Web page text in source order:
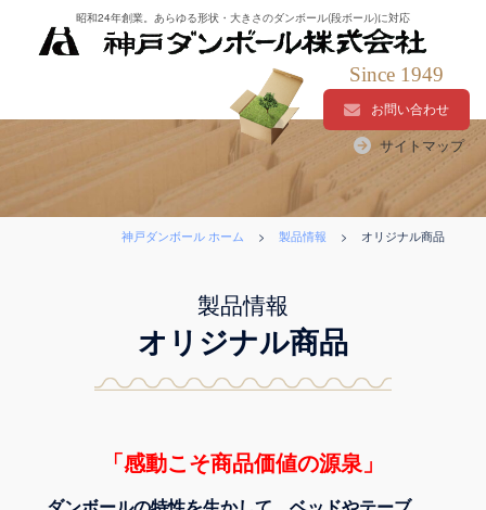
ツ
昭和24年創業。あらゆる形状・大きさのダンボール(段ボール)に対応
Since 1949
お問い合わせ
サイトマップ
神戸ダンボール ホーム > 製品情報 > オリジナル商品
製品情報
オリジナル商品
「感動こそ商品価値の源泉」